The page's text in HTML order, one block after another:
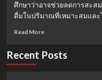
ศึกษาว่าอาจช่วยลดการสะส
ดื่มในปริมาณที่เหมาะสมและ
Read MoreRead
ดูแล
Recent Posts